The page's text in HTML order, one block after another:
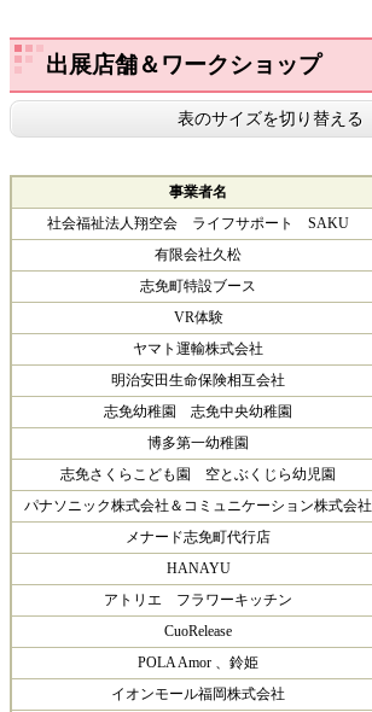
出展店舗＆ワークショップ
表のサイズを切り替える
事業者名
社会福祉法人翔空会 ライフサポート SAKU
有限会社久松
志免町特設ブース
VR体験
ヤマト運輸株式会社
明治安田生命保険相互会社
志免幼稚園 志免中央幼稚園
博多第一幼稚園
志免さくらこども園 空とぶくじら幼児園
パナソニック株式会社＆コミュニケーション株式会社
メナード志免町代行店
HANAYU
アトリエ フラワーキッチン
CuoRelease
POLA Amor 、鈴姫
イオンモール福岡株式会社